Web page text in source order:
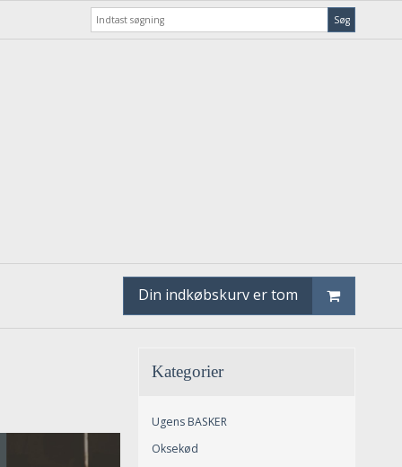
Søg
Din indkøbskurv er tom
Kategorier
Ugens BASKER
Oksekød